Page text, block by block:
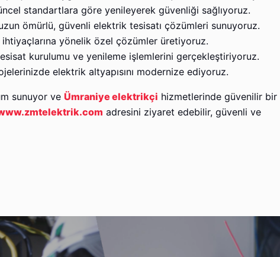
standartlara göre yenileyerek güvenliği sağlıyoruz.
ömürlü, güvenli elektrik tesisatı çözümleri sunuyoruz.
yönelik özel çözümler üretiyoruz.
kurulumu ve yenileme işlemlerini gerçekleştiriyoruz.
elektrik altyapısını modernize ediyoruz.
sunuyor ve Ümraniye elektrikçi hizmetlerinde güvenilir bir
adresini ziyaret edebilir, güvenli ve